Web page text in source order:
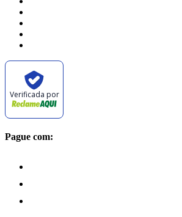
Verificada por
Pague com: